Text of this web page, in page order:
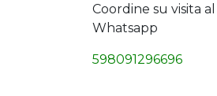
Coordine su visita
Whatsapp
598091296696